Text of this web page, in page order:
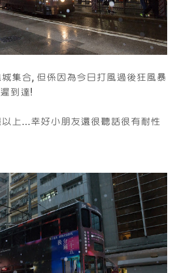
集合, 但係因為今日打風過後狂風暴
到達!
上...幸好小朋友還很聽話很有耐性